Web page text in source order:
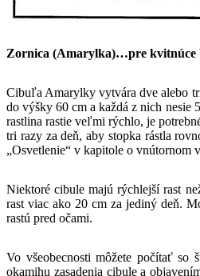
Zornica (Amarylka)…pre kvitnúce
Cibuľa Amarylky vytvára dve alebo
do výšky 60 cm a každá z nich nesie
rastlina rastie veľmi rýchlo, je
tri razy za deň, aby stopka rástla
„Osvetlenie“ v kapitole o vnútornom
Niektoré cibule majú rýchlejší rast
rast viac ako 20 cm za jediný deň.
rastú pred očami.
Vo všeobecnosti môžete počítať so
okamihu zasadenia cibule a